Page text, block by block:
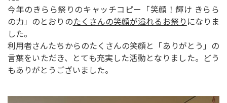
今年のきらら祭りのキャッチコピー「笑顔！輝け きらら
の力」のとおりのたくさんの笑顔が溢れるお祭り になりま
した。
利用者さんたちからのたくさんの笑顔と「ありがとう」の
言葉をいただき、とても充実した活動となりました。どう
もありがとうございました。